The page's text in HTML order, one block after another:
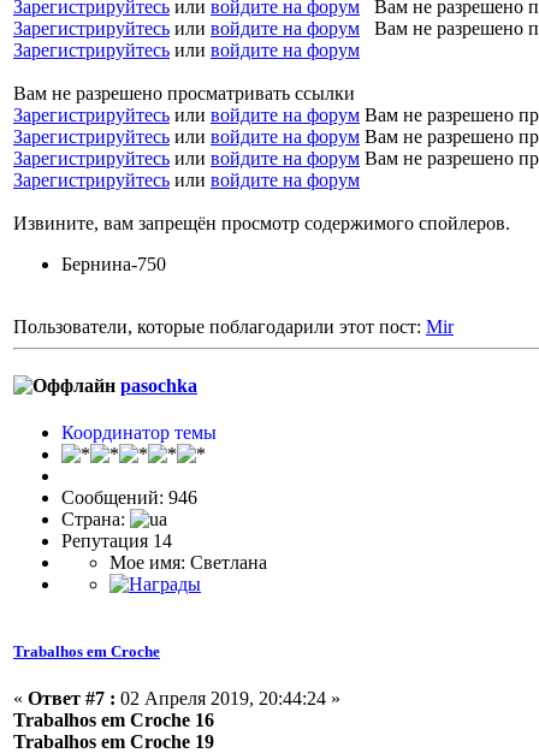
Зарегистрируйтесь или войдите на форум Вам не разрешено
Зарегистрируйтесь или войдите на форум Вам не разрешено
Зарегистрируйтесь или войдите на форум
Вам не разрешено просматривать ссылки
Зарегистрируйтесь или войдите на форум Вам не разрешено
Зарегистрируйтесь или войдите на форум Вам не разрешено
Зарегистрируйтесь или войдите на форум Вам не разрешено
Зарегистрируйтесь или войдите на форум
Извините, вам запрещён просмотр содержимого спойлеров.
Бернина-750
Пользователи, которые поблагодарили этот пост: Mir
pasochka
Координатор темы
Сообщений: 946
Страна:
Репутация 14
Мое имя: Светлана
Trabalhos em Croche
« Ответ #7 : 02 Апреля 2019, 20:44:24 »
Trabalhos em Croche 16
Trabalhos em Croche 19